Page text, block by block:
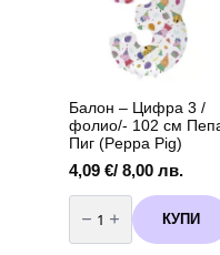
вариант
Балон – Цифра 3 /
фолио/- 102 см
Пиг (Peppa Pig)
4,09 €/ 8,00 лв.
количество
за
Балон
-
КУПИ